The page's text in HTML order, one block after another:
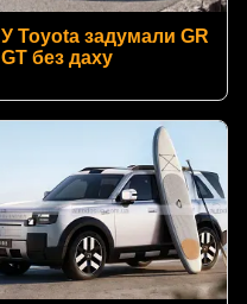
У Toyota задумали GR
GT без даху